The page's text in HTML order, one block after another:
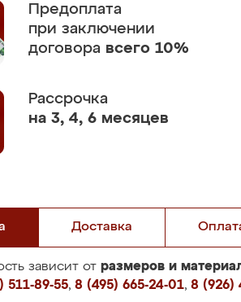
Предоплата
при заключении
договора всего 10%
Рассрочка
на 3, 4, 6 месяцев
Доставка
зависит от размеров и
511-89-55, 8 (495) 665-24-01, 8 (926)